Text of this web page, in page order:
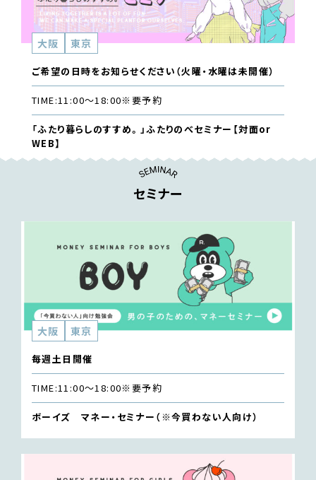
大阪 東京
ご希望の日時をお知らせください（火曜・水曜は未開催）
TIME:11:00〜18:00※要予約
「ふたり暮らしのすすめ。」ふたりのべセミナー【対面or
WEB】
セミナー
大阪 東京
毎週土日開催
TIME:11:00〜18:00※要予約
ボーイズ マネー・セミナー（※今買わない人向け）